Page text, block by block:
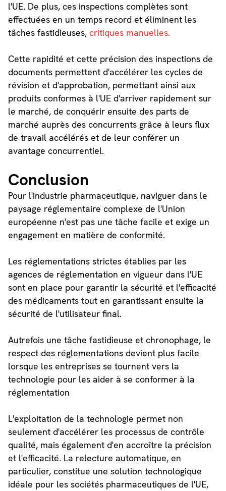
l'UE. De plus, ces inspections complètes sont
effectuées en un temps record et éliminent les
tâches fastidieuses, critiques manuelles.
Cette rapidité et cette précision des inspections de
documents permettent d'accélérer les cycles de
révision et d'approbation, permettant ainsi aux
produits conformes à l'UE d'arriver rapidement sur
le marché, de conquérir ensuite des parts de
marché auprès des concurrents grâce à leurs flux
de travail accélérés et de leur conférer un
avantage concurrentiel.
Conclusion
Pour l'industrie pharmaceutique, naviguer dans le
paysage réglementaire complexe de l'Union
européenne n'est pas une tâche facile et exige un
engagement en matière de conformité.
Les réglementations strictes établies par les
agences de réglementation en vigueur dans l'UE
sont en place pour garantir la sécurité et l'efficacité
des médicaments tout en garantissant ensuite la
sécurité de l'utilisateur final.
Autrefois une tâche fastidieuse et chronophage, le
respect des réglementations devient plus facile
lorsque les entreprises se tournent vers la
technologie pour les aider à se conformer à la
réglementation
L'exploitation de la technologie permet non
seulement d'accélérer les processus de contrôle
qualité, mais également d'en accroître la précision
et l'efficacité. La relecture automatique, en
particulier, constitue une solution technologique
idéale pour les sociétés pharmaceutiques de l'UE,